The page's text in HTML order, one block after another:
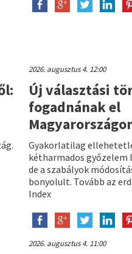
2026. augusztus 4. 12:00
Új választási
fogadnának el
Gyakorlatilag
kétharmados győzelem
de a szabályok
bonyolult. Tovább az
Index
2026. augusztus 4. 11:00